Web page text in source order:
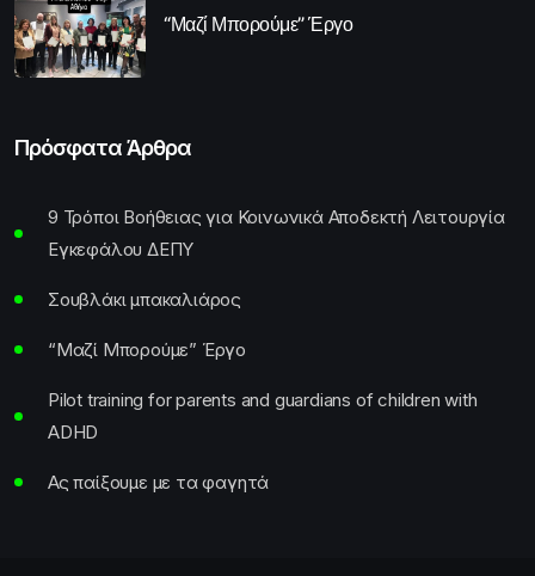
“Μαζί Μπορούμε” Έργο
Πρόσφατα Άρθρα
9 Τρόποι Βοήθειας για Κοινωνικά Αποδεκτή Λειτουργία
Εγκεφάλου ΔΕΠΥ
Σουβλάκι μπακαλιάρος
“Μαζί Μπορούμε” Έργο
Pilot training for parents and guardians of children with
ADHD
Ας παίξουμε με τα φαγητά